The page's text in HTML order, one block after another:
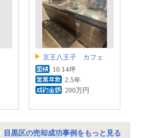
京王八王子 カフェ
10.14坪
2.5年
200万円
目黒区の売却成功事例をもっと見る